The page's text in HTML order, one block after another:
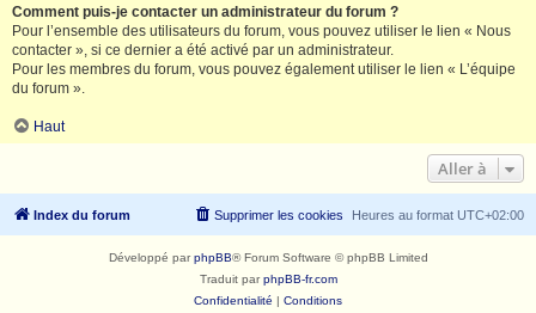
Comment puis-je contacter un administrateur du forum ?
Pour l’ensemble des utilisateurs du forum, vous pouvez utiliser le lien « Nous
contacter », si ce dernier a été activé par un administrateur.
Pour les membres du forum, vous pouvez également utiliser le lien « L’équipe
du forum ».
Haut
Aller à
Index du forum Heures au format UTC+02:00
Supprimer les cookies
Développé parphpBB® Forum Software © phpBB Limited
Traduit parphpBB-fr.com
Confidentialité | Conditions